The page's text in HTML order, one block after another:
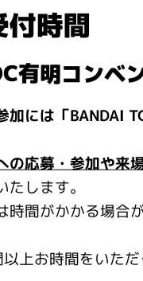
付時間
有明コンベ
には「BANDAI
の応募・参加や来
します。
時間がかかる場合
上お時間をいただ